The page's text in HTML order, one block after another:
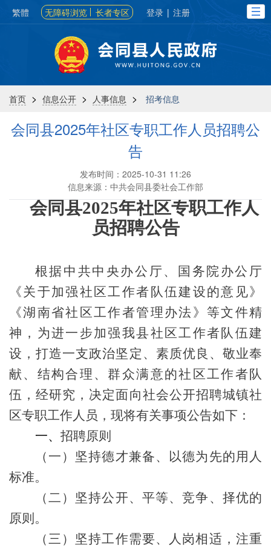
繁體 无障碍浏览 长者专区 登录 | 注册
首页 > 信息公开 > 人事信息 > 招考信息
会同县2025年社区专职工作人员招聘公
告
发布时间：2025-10-31 11:26
信息来源：中共会同县委社会工作部
会同县2025年社区专职工作人
员招聘公告
根据中共中央办公厅、
国务院办公厅
《关于加强社区工作者队伍建设的意见》
《湖南省社区工作者管理办法》 等文件精
神 ，为进一步加强我县社区工作者队伍建
设，打造一支政治坚定、素质优良、敬业奉
献、结构合理、群众满意的社区工作者队
伍 ，经研究，决定面向社会公开招聘城镇社
区专职工作人员， 现将有关事项公告如下：
一、 招聘原则
（一）坚持德才兼备、以德为先的用人
标准。
（二）坚持公开、平等、竞争、择优的
原则 。
（三）坚持工作需要、人岗相适，注重